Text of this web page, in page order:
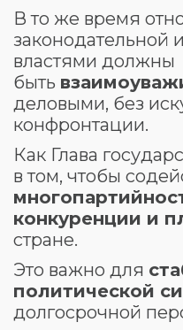
В то же время
законодательной
властями должны
быть
деловыми, без
конфронтации.
Как Глава
в том, чтобы
конкуренции и
стране.
Это важно для
политической
долгосрочной